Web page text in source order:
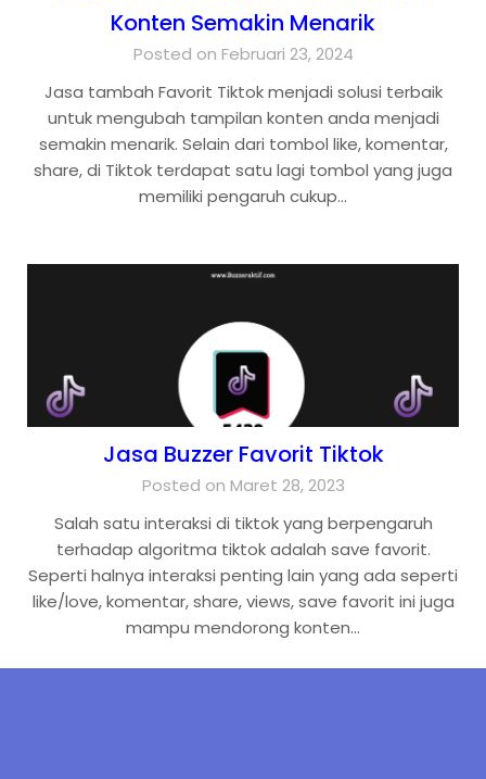
Konten Semakin Menarik
Posted on Februari 23, 2024
Jasa tambah Favorit Tiktok menjadi solusi terbaik
untuk mengubah tampilan konten anda menjadi
semakin menarik. Selain dari tombol like, komentar,
share, di Tiktok terdapat satu lagi tombol yang juga
memiliki pengaruh cukup…
Jasa Buzzer Favorit Tiktok
Posted on Maret 28, 2023
Salah satu interaksi di tiktok yang berpengaruh
terhadap algoritma tiktok adalah save favorit.
Seperti halnya interaksi penting lain yang ada seperti
like/love, komentar, share, views, save favorit ini juga
mampu mendorong konten…